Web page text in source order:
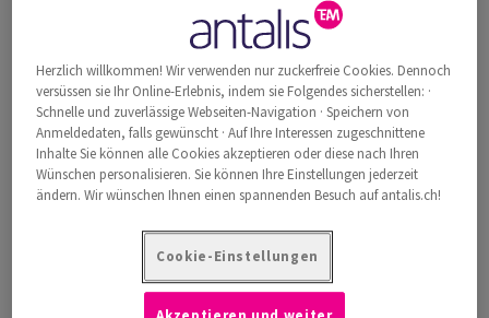
Cyclus Silk
Das gestrichene Papier Cyclus Silk ist die perfekte Lösung für
alle Ihre Anwendungen, v...
Artikel anzeigen(50)
Herzlich willkommen! Wir verwenden nur zuckerfreie Cookies. Dennoch
versüssen sie Ihr Online-Erlebnis, indem sie Folgendes sicherstellen: ·
Schnelle und zuverlässige Webseiten-Navigation · Speichern von
Anmeldedaten, falls gewünscht · Auf Ihre Interessen zugeschnittene
Inhalte Sie können alle Cookies akzeptieren oder diese nach Ihren
Wünschen personalisieren. Sie können Ihre Einstellungen jederzeit
ändern. Wir wünschen Ihnen einen spannenden Besuch auf antalis.ch!
Cookie-Einstellungen